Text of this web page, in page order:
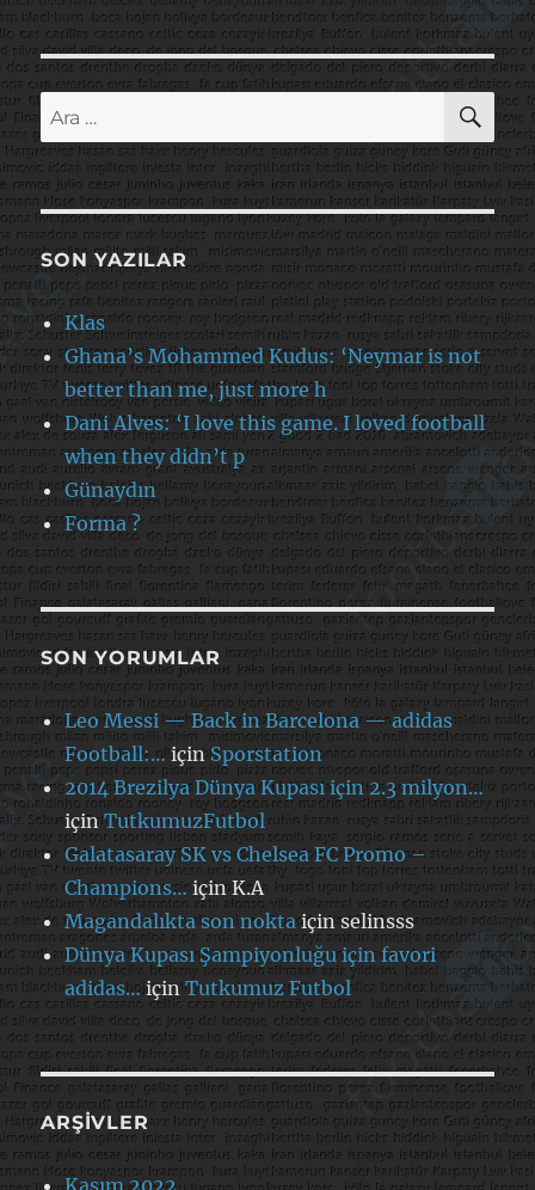
Ara:
SON YAZILAR
Klas
Ghana’s Mohammed Kudus: ‘Neymar is not
better than me, just more h
Dani Alves: ‘I love this game. I loved football
when they didn’t p
Günaydın
Forma ?
SON YORUMLAR
Leo Messi — Back in Barcelona — adidas
Football:… için Sporstation
2014 Brezilya Dünya Kupası için 2.3 milyon…
içinTutkumuzFutbol
Galatasaray SK vs Chelsea FC Promo –
Champions… içinK.A
Magandalıkta son noktaiçinselinsss
Dünya Kupası Şampiyonluğu için favori
adidas…içinTutkumuz Futbol
ARŞIVLER
Kasım 2022